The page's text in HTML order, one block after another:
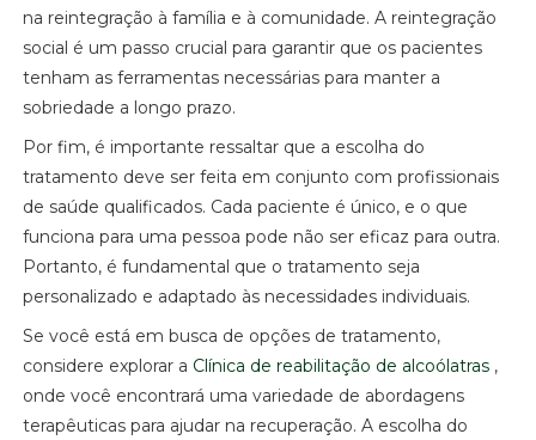
na reintegração à família e à comunidade. A reintegração
social é um passo crucial para garantir que os pacientes
tenham as ferramentas necessárias para manter a
sobriedade a longo prazo.
Por fim, é importante ressaltar que a escolha do
tratamento deve ser feita em conjunto com profissionais
de saúde qualificados. Cada paciente é único, e o que
funciona para uma pessoa pode não ser eficaz para outra.
Portanto, é fundamental que o tratamento seja
personalizado e adaptado às necessidades individuais.
Se você está em busca de opções de tratamento,
considere explorar a Clínica de reabilitação de alcoólatras ,
onde você encontrará uma variedade de abordagens
terapêuticas para ajudar na recuperação. A escolha do